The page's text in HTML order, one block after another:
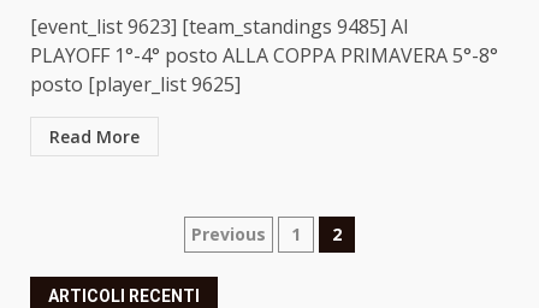
[event_list 9623] [team_standings 9485] AI
PLAYOFF 1°-4° posto ALLA COPPA PRIMAVERA 5°-8°
posto [player_list 9625]
Read More
Paginazione
degli
Previous 1 2
ARTICOLI RECENTI